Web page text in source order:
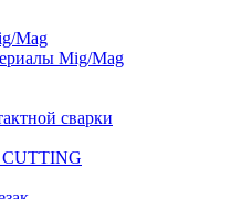
Mag
Mig/Mag
сварки